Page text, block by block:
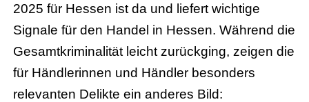
2025 für Hessen ist da und liefert wichtige
Signale für den Handel in Hessen. Während die
Gesamtkriminalität leicht zurückging, zeigen die
für Händlerinnen und Händler besonders
relevanten Delikte ein anderes Bild: